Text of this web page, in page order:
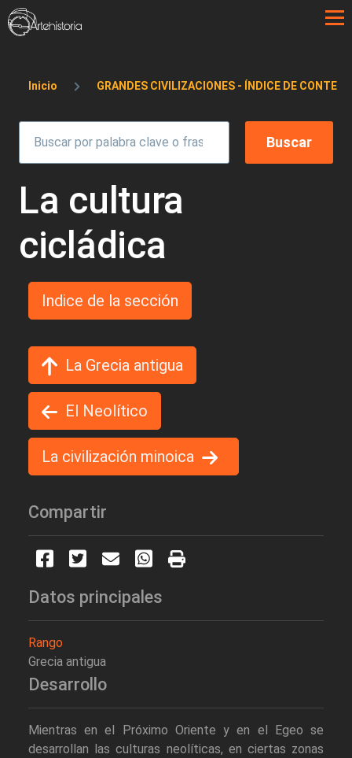
Pasar al contenido principal
Sobrescribir enlaces de ayuda a la
Inicio GRANDES CIVILIZACIONES - ÍNDICE DE
La cultura
cicládica
Indice de la sección
La Grecia antigua
El Neolítico
La civilización minoica
Compartir
Datos principales
Rango
Grecia antigua
Desarrollo
Mientras en el Próximo Oriente y en el Egeo se
desarrollan las culturas neolíticas, en ciertas zonas